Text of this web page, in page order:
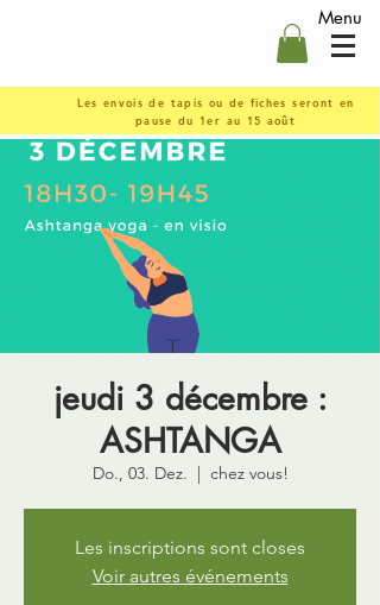
Menu
Les envois de tapis ou de fiches seront en
pause du 1er au 15 août
jeudi 3 décembre :
ASHTANGA
Do., 03. Dez.
  |
chez vous!
Les inscriptions sont closes
Voir autres événements